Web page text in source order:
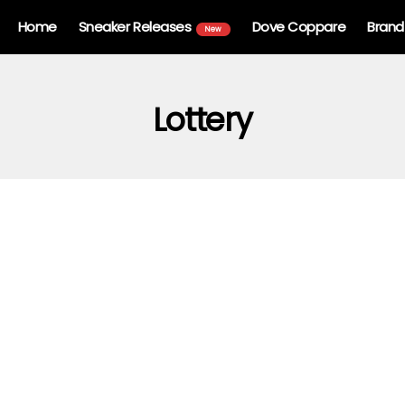
Home Sneaker Releases New Dove Coppare Brand
Lottery